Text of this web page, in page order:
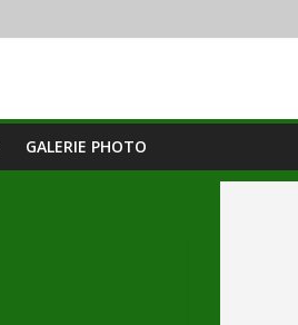
GALERIE PHOTO